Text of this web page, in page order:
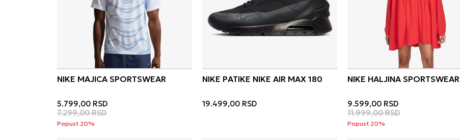
NIKE MAJICA SPORTSWEAR
5.799,00 RSD
7.299,00 RSD
Popust 20%
NIKE PATIKE NIKE AIR MAX 180
19.499,00 RSD
NIKE HALJINA SPORTSWEAR
9.599,00 RSD
11.999,00 RSD
Popust 20%